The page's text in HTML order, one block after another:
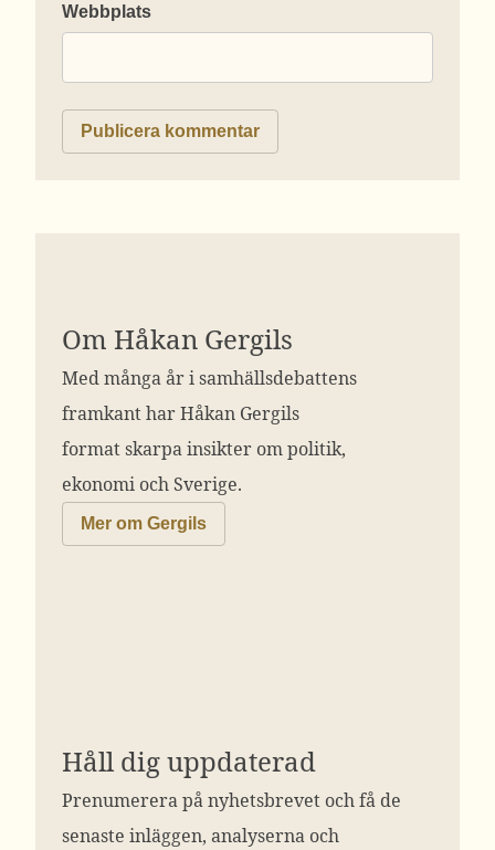
Webbplats
Om Håkan Gergils
Med många år i samhällsdebattens
framkant har Håkan Gergils
format skarpa insikter om politik,
ekonomi och Sverige.
Mer om Gergils
Håll dig uppdaterad
Prenumerera på nyhetsbrevet och få de
senaste inläggen, analyserna och